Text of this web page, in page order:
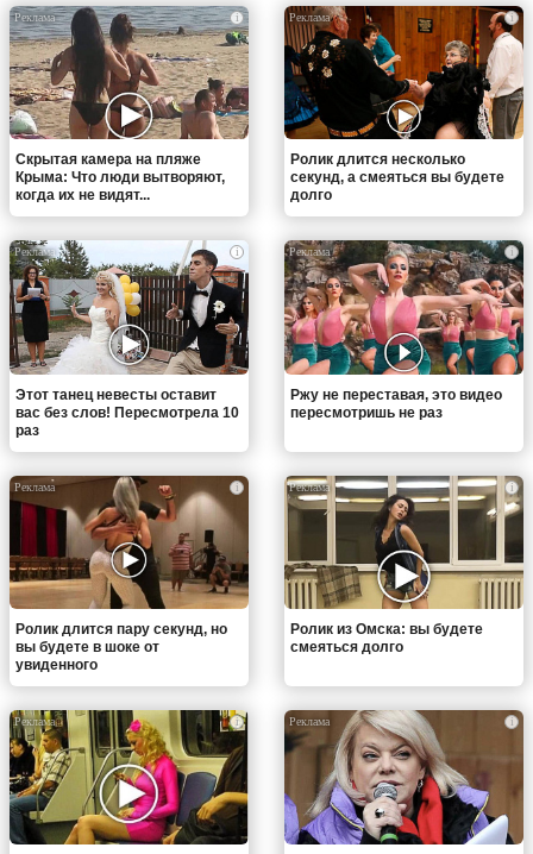
i
Скрытая камера на пляже
Крыма: Что люди вытворяют,
когда их не видят...
i
Ролик длится несколько
секунд, а смеяться вы будете
долго
i
Этот танец невесты оставит
вас без слов! Пересмотрела 10
раз
i
Ржу не переставая, это видео
пересмотришь не раз
i
Ролик длится пару секунд, но
вы будете в шоке от
увиденного
i
Ролик из Омска: вы будете
смеяться долго
i i